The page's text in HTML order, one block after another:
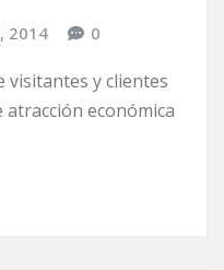
2014 0
visitantes y clientes
económica